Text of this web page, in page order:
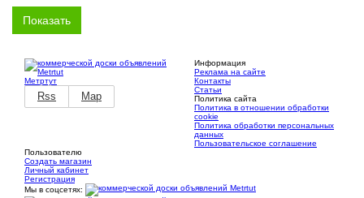
Метртут
Rss Map
Информация
Реклама на сайте
Контакты
Статьи
Политика сайта
Политика в отношении обработки
cookie
Политика обработки персональных
данных
Пользовательское соглашение
Пользователю
Создать магазин
Личный кабинет
Регистрация
Мы в соцсетях: